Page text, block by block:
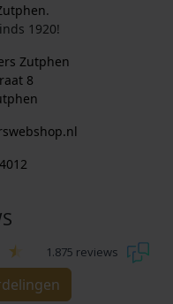
.
1920!
Zutphen
8
1.875 reviews